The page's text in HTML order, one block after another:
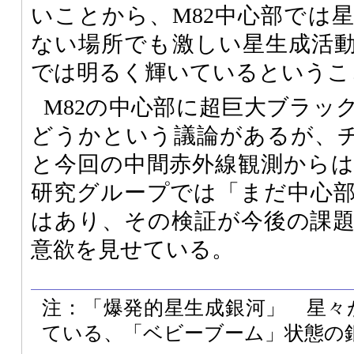
いことから、M82中心部では
ない場所でも激しい星生成活
では明るく輝いているという
M82の中心部に超巨大ブラッ
どうかという議論があるが、
と今回の中間赤外線観測から
研究グループでは「まだ中心
はあり、その検証が今後の課
意欲を見せている。
注：「爆発的星生成銀河」 星々
ている、「ベビーブーム」状態の